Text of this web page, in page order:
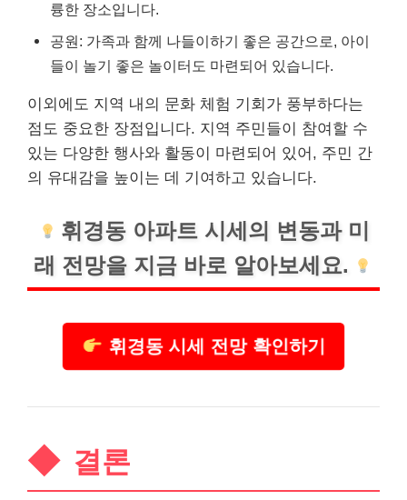
륭한 장소입니다.
공원: 가족과 함께 나들이하기 좋은 공간으로, 아이
들이 놀기 좋은 놀이터도 마련되어 있습니다.
이외에도 지역 내의 문화 체험 기회가 풍부하다는
점도 중요한 장점입니다. 지역 주민들이 참여할 수
있는 다양한 행사와 활동이 마련되어 있어, 주민 간
의 유대감을 높이는 데 기여하고 있습니다.
휘경동 아파트 시세의 변동과 미
래 전망을 지금 바로 알아보세요.
휘경동 시세 전망 확인하기
결론